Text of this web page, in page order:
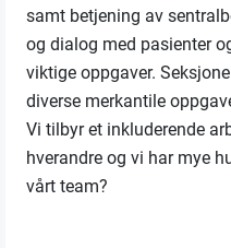
samt betjening av
og dialog med pasienter
viktige oppgaver.
diverse merkantile
Vi tilbyr et inkluderende
hverandre og vi har mye
vårt team?